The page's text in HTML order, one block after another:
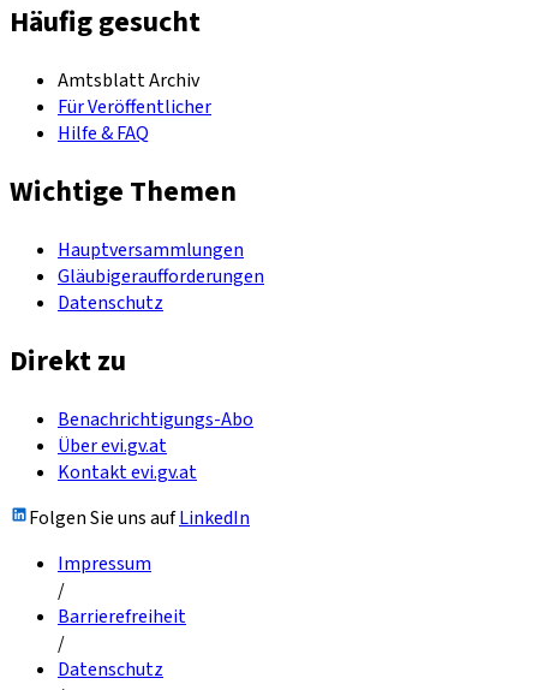
Häufig gesucht
Amtsblatt Archiv
Für Veröffentlicher
Hilfe & FAQ
Wichtige Themen
Hauptversammlungen
Gläubigeraufforderungen
Datenschutz
Direkt zu
Benachrichtigungs-Abo
Über evi.gv.at
Kontakt evi.gv.at
Folgen Sie uns aufLinkedIn
Impressum
/
Barrierefreiheit
/
Datenschutz